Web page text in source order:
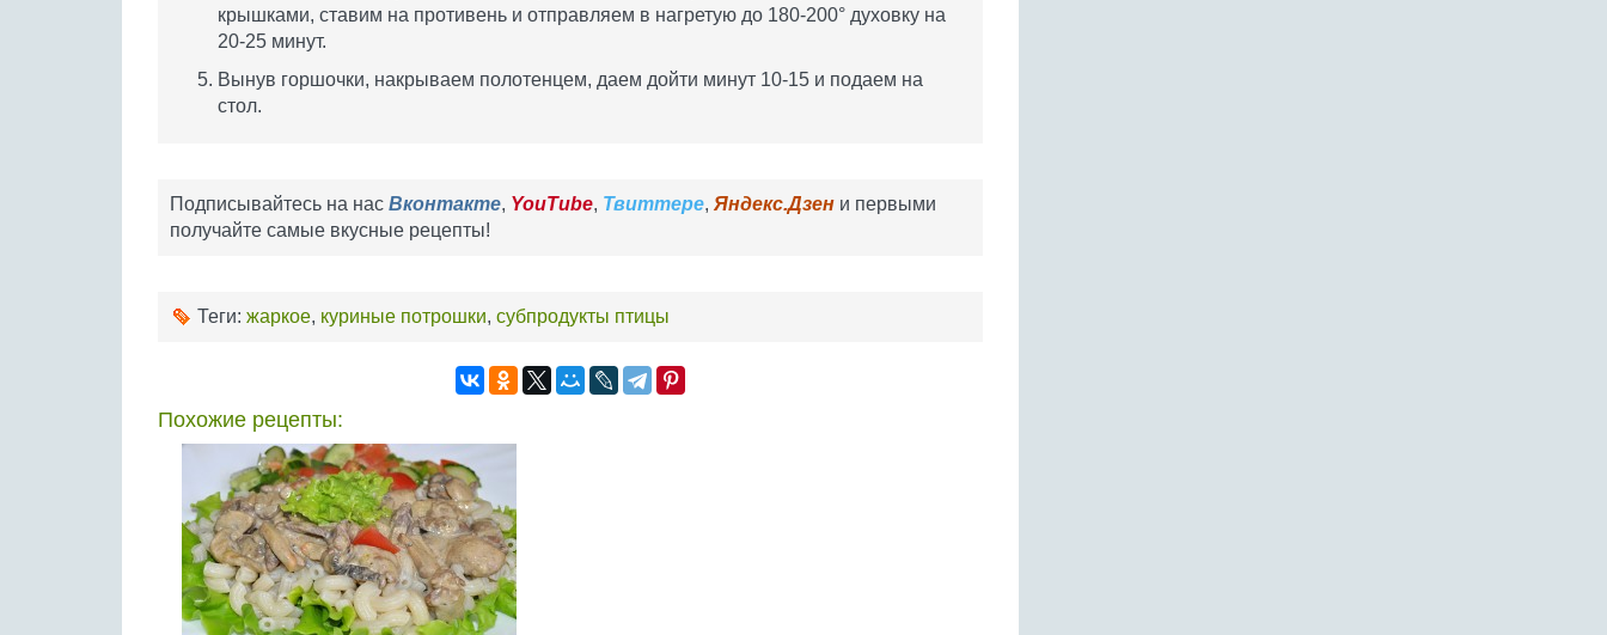
крышками, ставим на противень и отправляем в нагретую до 180-200° духовку на
20-25 минут.
Вынув горшочки, накрываем полотенцем, даем дойти минут 10-15 и подаем на
стол.
Подписывайтесь на нас Вконтакте, YouTube, Твиттере, Яндекс.Дзен и первыми
получайте самые вкусные рецепты!
Теги: жаркое, куриные потрошки, субпродукты птицы
Похожие рецепты: